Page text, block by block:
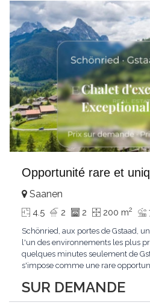
Opportunité rare et
SUR DEMANDE
Saanen
4.5 2 2 200 m2
Schönried, aux portes de Gstaad,
l'un des environnements les plus
quelques minutes seulement de
s'impose comme une rare
station et les sommets qui
au fil des saisons. Avec...